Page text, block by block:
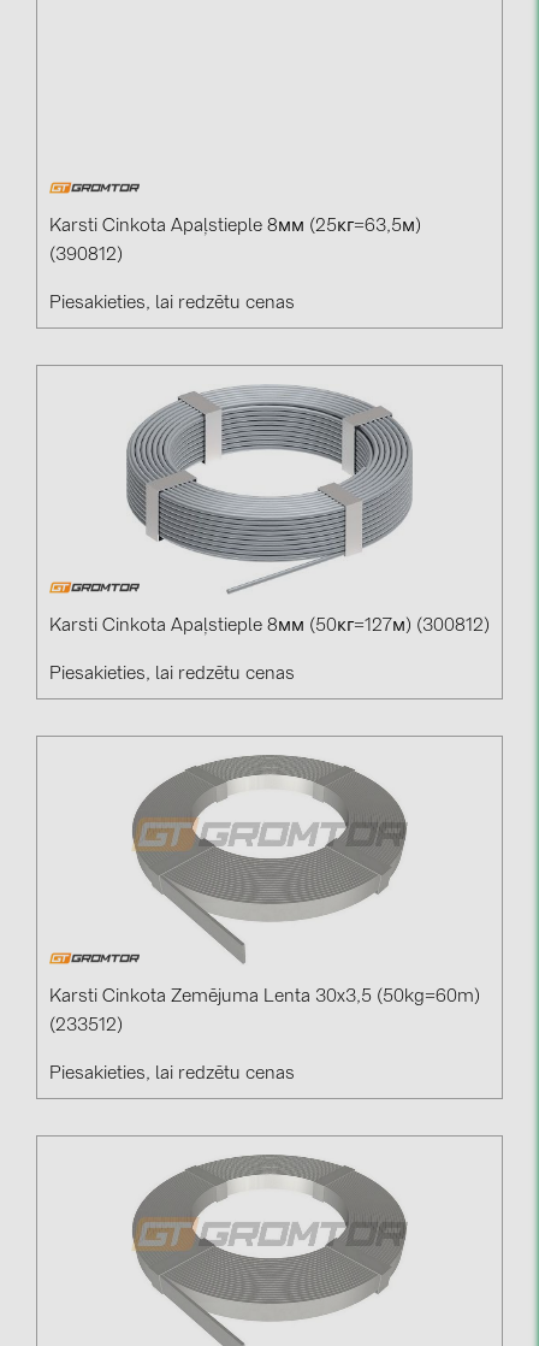
Karsti Cinkota Apaļstieple 8мм (25кг=63,5м)
(390812)
Piesakieties, lai redzētu cenas
Karsti Cinkota Apaļstieple 8мм (50кг=127м) (300812)
Piesakieties, lai redzētu cenas
Karsti Cinkota Zemējuma Lenta 30x3,5 (50kg=60m)
(233512)
Piesakieties, lai redzētu cenas